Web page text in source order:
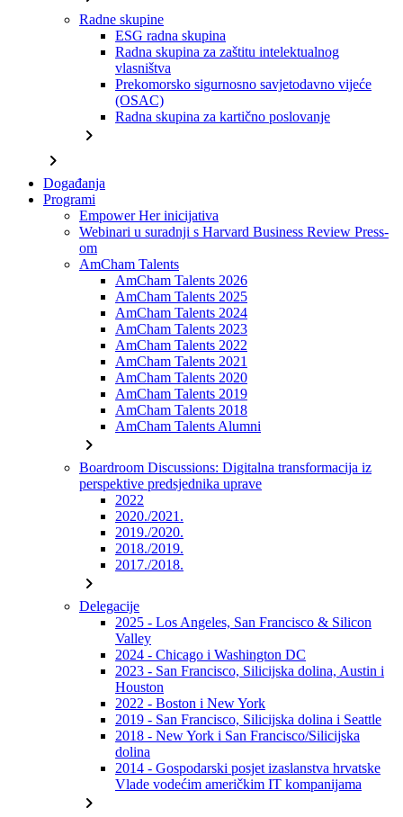
Radne skupine
ESG radna skupina
Radna skupina za zaštitu intelektualnog
vlasništva
Prekomorsko sigurnosno savjetodavno vijeće
(OSAC)
Radna skupina za kartično poslovanje
chevron_right
chevron_right
Događanja
Programi
Empower Her inicijativa
Webinari u suradnji s Harvard Business Review Press-
om
AmCham Talents
AmCham Talents 2026
AmCham Talents 2025
AmCham Talents 2024
AmCham Talents 2023
AmCham Talents 2022
AmCham Talents 2021
AmCham Talents 2020
AmCham Talents 2019
AmCham Talents 2018
AmCham Talents Alumni
chevron_right
Boardroom Discussions: Digitalna transformacija iz
perspektive predsjednika uprave
2022
2020./2021.
2019./2020.
2018./2019.
2017./2018.
chevron_right
Delegacije
2025 - Los Angeles, San Francisco & Silicon
Valley
2024 - Chicago i Washington DC
2023 - San Francisco, Silicijska dolina, Austin i
Houston
2022 - Boston i New York
2019 - San Francisco, Silicijska dolina i Seattle
2018 - New York i San Francisco/Silicijska
dolina
2014 - Gospodarski posjet izaslanstva hrvatske
Vlade vodećim američkim IT kompanijama
chevron_right